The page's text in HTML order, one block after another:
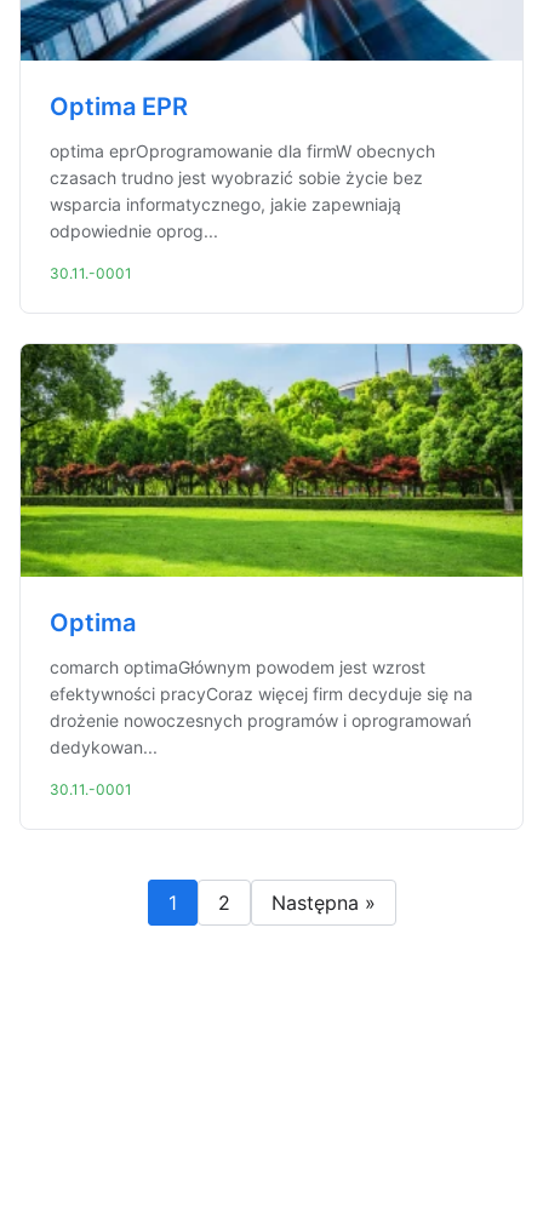
Optima EPR
optima eprOprogramowanie dla firmW obecnych
czasach trudno jest wyobrazić sobie życie bez
wsparcia informatycznego, jakie zapewniają
odpowiednie oprog...
30.11.-0001
Optima
comarch optimaGłównym powodem jest wzrost
efektywności pracyCoraz więcej firm decyduje się na
drożenie nowoczesnych programów i oprogramowań
dedykowan...
30.11.-0001
1 2 Następna »